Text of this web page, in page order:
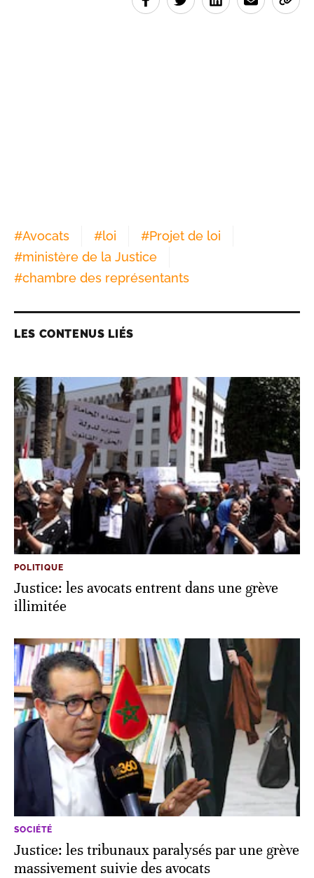
#Avocats #loi #Projet de loi
#ministère de la Justice
#chambre des représentants
LES CONTENUS LIÉS
POLITIQUE
Justice: les avocats entrent dans une grève
illimitée
SOCIÉTÉ
Justice: les tribunaux paralysés par une grève
massivement suivie des avocats